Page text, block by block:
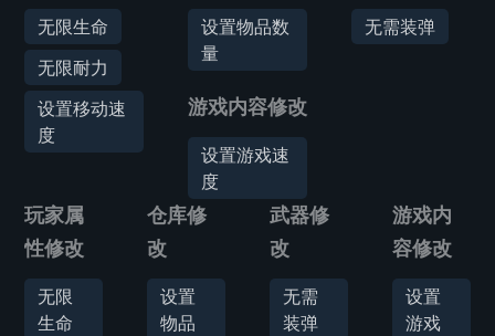
无限生命
无限耐力
设置移动速
度
设置物品数
量
游戏内容修改
设置游戏速
度
无需装弹
玩家属
性修改
无限
生命
仓库修
改
设置
物品
武器修
改
无需
装弹
游戏内
容修改
设置
游戏